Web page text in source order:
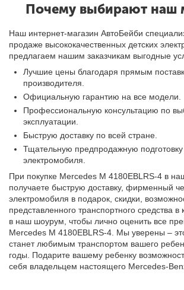
Почему выбирают наш
Наш интернет-магазин АвтоБейби
продаже высококачественных детских
предлагаем нашим заказчикам выгодные
Лучшие цены благодаря прямым
производителя.
Официальную гарантию на все модели.
Профессиональную консультацию по
эксплуатации.
Быструю доставку по всей стране.
Тщательную предпродажную подготовку
электромобиля.
При покупке Mercedes M 4180EBLRS-4 в
получаете быструю доставку, фирменный
электромобиля в подарок, скидки,
представленного транспортного средства в
в наш шоурум, чтобы лично оценить все
Mercedes M 4180EBLRS-4. Мы уверены –
станет любимым транспортом вашего
годы. Подарите вашему ребенку
себя владельцем настоящего Mercedes-